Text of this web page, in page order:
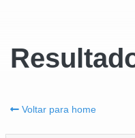
Voltar para home